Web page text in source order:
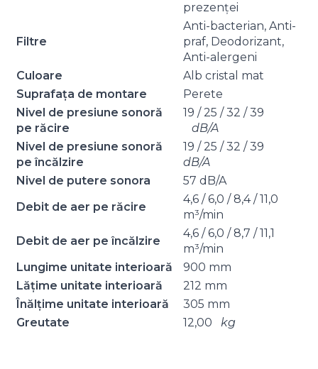
prezenței
Filtre
Anti-bacterian, Anti-
praf, Deodorizant,
Anti-alergeni
Culoare
Alb cristal mat
Suprafața de montare
Perete
Nivel de presiune sonoră
pe răcire
19 / 25 / 32 / 39
dB/A
Nivel de presiune sonoră
pe încălzire
19 / 25 / 32 / 39
dB/A
Nivel de putere sonora
57 dB/A
Debit de aer pe răcire
4,6 / 6,0 / 8,4 / 11,0
m³/min
Debit de aer pe încălzire
4,6 / 6,0 / 8,7 / 11,1
m³/min
Lungime unitate interioară
900 mm
Lățime unitate interioară
212 mm
Înălțime unitate interioară
305 mm
Greutate
12,00 kg